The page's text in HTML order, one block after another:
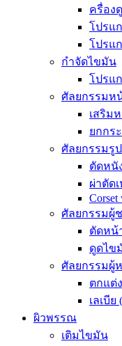
ครื่อง
โปรแ
โปรแก
กำจัดไขมัน
โปรแก
ศัลยกรรมห
เสริม
ยกกร
ศัลยกรรมรู
ตัดหนั
ผ่าตัด
Corset
ศัลยกรรมผู้
ตัดหน้
ดูดไข
ศัลยกรรมผู้
ตกแต่
เลเบีย
ผิวพรรณ
เติมไขมัน